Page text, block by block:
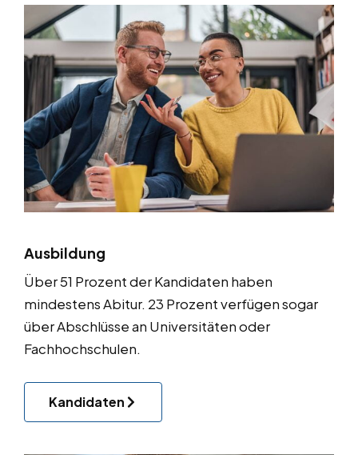
Ausbildung
Über 51 Prozent der Kandidaten haben
mindestens Abitur. 23 Prozent verfügen sogar
über Abschlüsse an Universitäten oder
Fachhochschulen.
Kandidaten